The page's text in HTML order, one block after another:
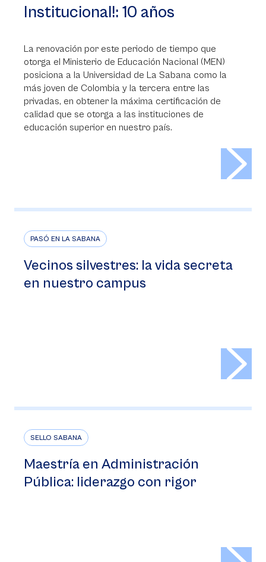
Institucional!: 10 años
La renovación por este periodo de tiempo que
otorga el Ministerio de Educación Nacional (MEN)
posiciona a la Universidad de La Sabana como la
más joven de Colombia y la tercera entre las
privadas, en obtener la máxima certificación de
calidad que se otorga a las instituciones de
educación superior en nuestro país.
PASÓ EN LA SABANA
Vecinos silvestres: la vida secreta
en nuestro campus
SELLO SABANA
Maestría en Administración
Pública: liderazgo con rigor